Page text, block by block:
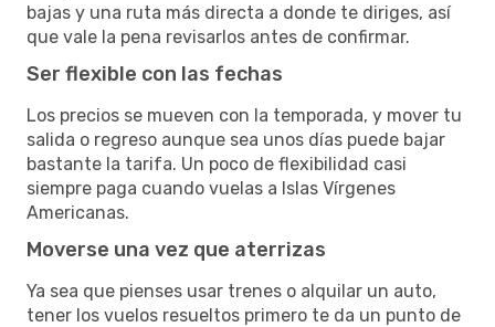
bajas y una ruta más directa a donde te diriges, así
que vale la pena revisarlos antes de confirmar.
Ser flexible con las fechas
Los precios se mueven con la temporada, y mover tu
salida o regreso aunque sea unos días puede bajar
bastante la tarifa. Un poco de flexibilidad casi
siempre paga cuando vuelas a Islas Vírgenes
Americanas.
Moverse una vez que aterrizas
Ya sea que pienses usar trenes o alquilar un auto,
tener los vuelos resueltos primero te da un punto de